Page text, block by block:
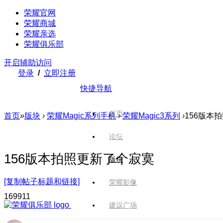
荣耀官网
荣耀商城
荣耀亲选
荣耀俱乐部
开启辅助访问
登录 / 立即注册
快捷导航
首页
论坛
版块
荣耀影像
建议广场
首页»版块 › 荣耀Magic系列手机 › 荣耀Magic3系列 ›156版本
156版本拍照更新了个寂寞
[复制帖子标题和链接]
169911